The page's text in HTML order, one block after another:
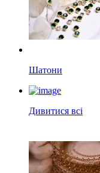
Шатони
Дивитися всі